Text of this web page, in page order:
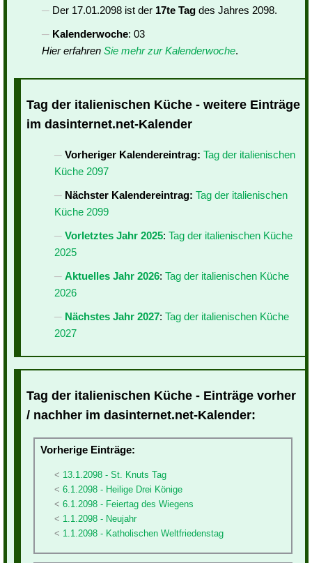
Der 17.01.2098 ist der 17te Tag des Jahres 2098.
Kalenderwoche: 03
Hier erfahren Sie mehr zur Kalenderwoche.
Tag der italienischen Küche - weitere Einträge
im dasinternet.net-Kalender
Vorheriger Kalendereintrag: Tag der italienischen
Küche 2097
Nächster Kalendereintrag: Tag der italienischen
Küche 2099
Vorletztes Jahr 2025: Tag der italienischen Küche
2025
Aktuelles Jahr 2026: Tag der italienischen Küche
2026
Nächstes Jahr 2027: Tag der italienischen Küche
2027
Tag der italienischen Küche - Einträge vorher
/ nachher im dasinternet.net-Kalender:
Vorherige Einträge:
13.1.2098 - St. Knuts Tag
6.1.2098 - Heilige Drei Könige
6.1.2098 - Feiertag des Wiegens
1.1.2098 - Neujahr
1.1.2098 - Katholischen Weltfriedenstag